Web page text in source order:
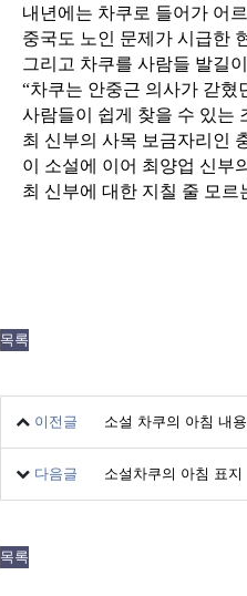
내년에는 차쿠로 들어가 어
중국도 노인 문제가 시급한
그리고 차쿠를 사람들 발길
“차쿠는 안중근 의사가 갇혔
사람들이 쉽게 찾을 수 있는
최 신부의 사목 보금자리인
이 소설에 이어 최양업 신부
최 신부에 대한 지칠 줄 모르
목록
이전글 소설 차쿠의 아침 내
다음글 소설차쿠의 아침 표지
목록